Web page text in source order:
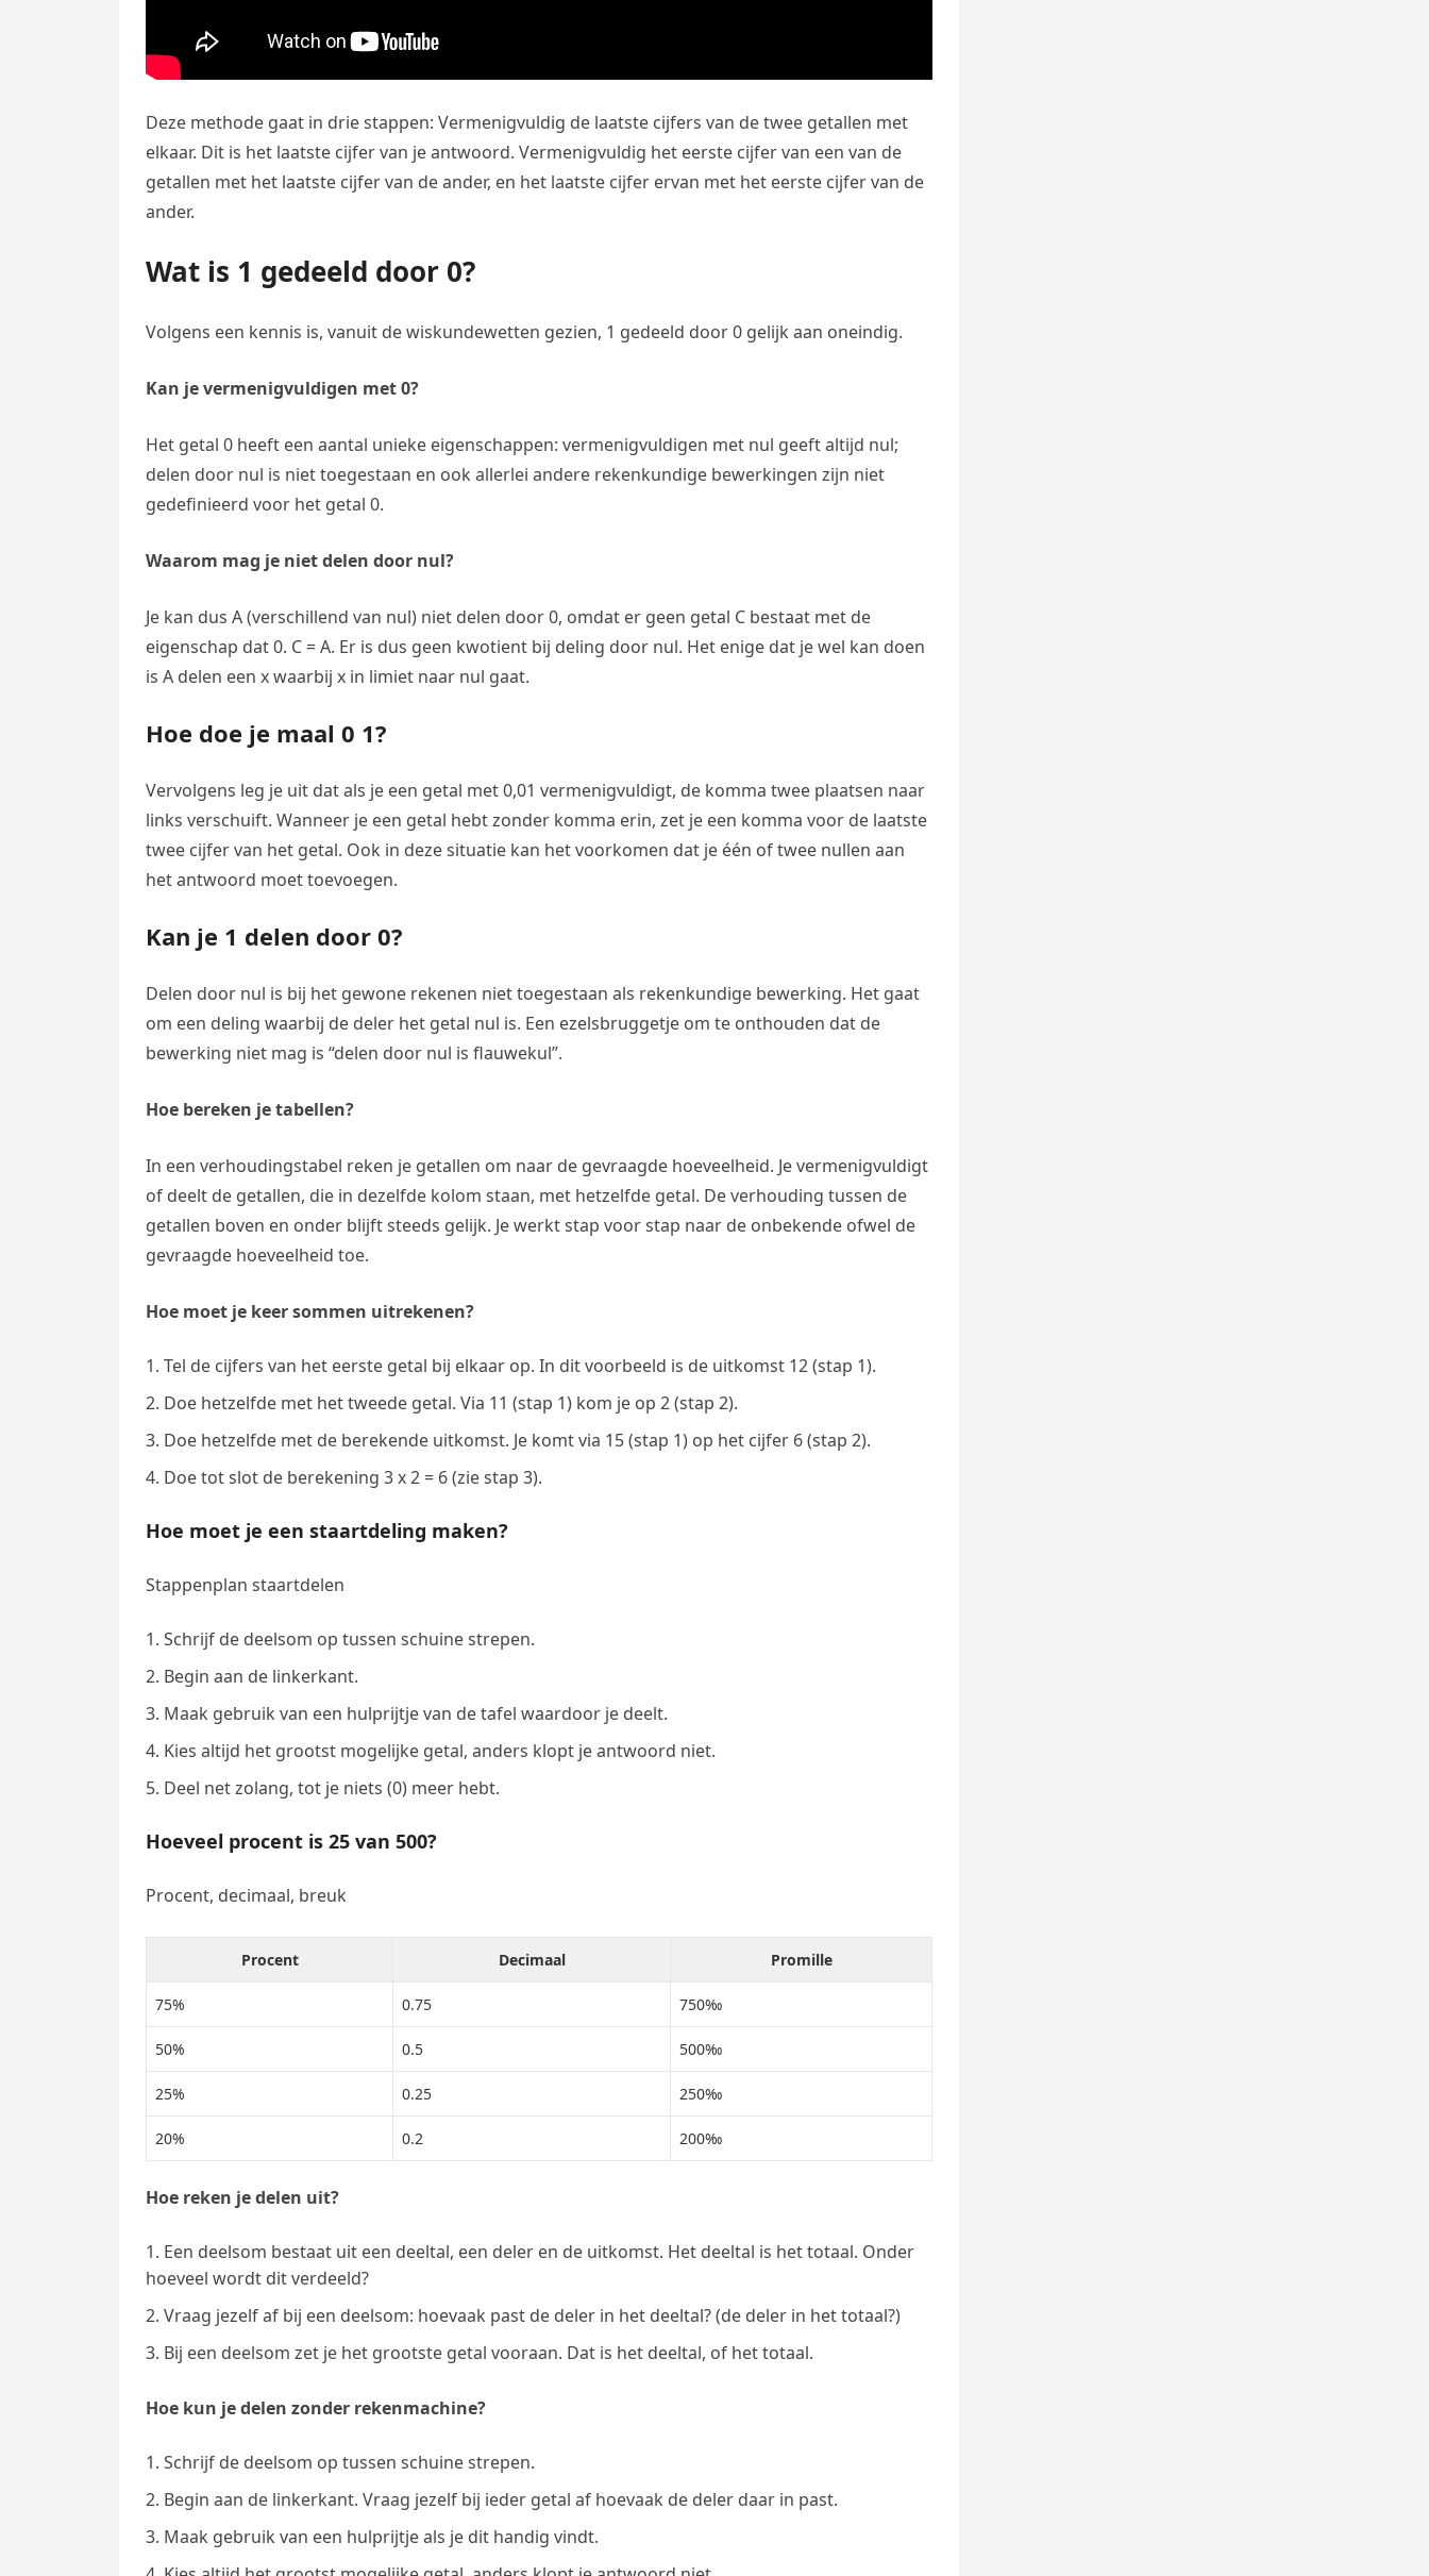
Deze methode gaat in drie stappen: Vermenigvuldig de laatste cijfers van de twee getallen met
elkaar. Dit is het laatste cijfer van je antwoord. Vermenigvuldig het eerste cijfer van een van de
getallen met het laatste cijfer van de ander, en het laatste cijfer ervan met het eerste cijfer van de
ander.
Wat is 1 gedeeld door 0?
Volgens een kennis is, vanuit de wiskundewetten gezien, 1 gedeeld door 0 gelijk aan oneindig.
Kan je vermenigvuldigen met 0?
Het getal 0 heeft een aantal unieke eigenschappen: vermenigvuldigen met nul geeft altijd nul;
delen door nul is niet toegestaan en ook allerlei andere rekenkundige bewerkingen zijn niet
gedefinieerd voor het getal 0.
Waarom mag je niet delen door nul?
Je kan dus A (verschillend van nul) niet delen door 0, omdat er geen getal C bestaat met de
eigenschap dat 0. C = A. Er is dus geen kwotient bij deling door nul. Het enige dat je wel kan doen
is A delen een x waarbij x in limiet naar nul gaat.
Hoe doe je maal 0 1?
Vervolgens leg je uit dat als je een getal met 0,01 vermenigvuldigt, de komma twee plaatsen naar
links verschuift. Wanneer je een getal hebt zonder komma erin, zet je een komma voor de laatste
twee cijfer van het getal. Ook in deze situatie kan het voorkomen dat je één of twee nullen aan
het antwoord moet toevoegen.
Kan je 1 delen door 0?
Delen door nul is bij het gewone rekenen niet toegestaan als rekenkundige bewerking. Het gaat
om een deling waarbij de deler het getal nul is. Een ezelsbruggetje om te onthouden dat de
bewerking niet mag is “delen door nul is flauwekul”.
Hoe bereken je tabellen?
In een verhoudingstabel reken je getallen om naar de gevraagde hoeveelheid. Je vermenigvuldigt
of deelt de getallen, die in dezelfde kolom staan, met hetzelfde getal. De verhouding tussen de
getallen boven en onder blijft steeds gelijk. Je werkt stap voor stap naar de onbekende ofwel de
gevraagde hoeveelheid toe.
Hoe moet je keer sommen uitrekenen?
Tel de cijfers van het eerste getal bij elkaar op. In dit voorbeeld is de uitkomst 12 (stap 1).
Doe hetzelfde met het tweede getal. Via 11 (stap 1) kom je op 2 (stap 2).
Doe hetzelfde met de berekende uitkomst. Je komt via 15 (stap 1) op het cijfer 6 (stap 2).
Doe tot slot de berekening 3 x 2 = 6 (zie stap 3).
Hoe moet je een staartdeling maken?
Stappenplan staartdelen
Schrijf de deelsom op tussen schuine strepen.
Begin aan de linkerkant.
Maak gebruik van een hulprijtje van de tafel waardoor je deelt.
Kies altijd het grootst mogelijke getal, anders klopt je antwoord niet.
Deel net zolang, tot je niets (0) meer hebt.
Hoeveel procent is 25 van 500?
Procent, decimaal, breuk
Procent Decimaal Promille
75% 0.75 750‰
50% 0.5 500‰
25% 0.25 250‰
20% 0.2 200‰
Hoe reken je delen uit?
Een deelsom bestaat uit een deeltal, een deler en de uitkomst. Het deeltal is het totaal. Onder
hoeveel wordt dit verdeeld?
Vraag jezelf af bij een deelsom: hoevaak past de deler in het deeltal? (de deler in het totaal?)
Bij een deelsom zet je het grootste getal vooraan. Dat is het deeltal, of het totaal.
Hoe kun je delen zonder rekenmachine?
Schrijf de deelsom op tussen schuine strepen.
Begin aan de linkerkant. Vraag jezelf bij ieder getal af hoevaak de deler daar in past.
Maak gebruik van een hulprijtje als je dit handig vindt.